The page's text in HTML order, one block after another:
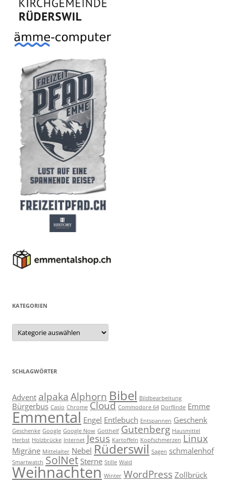
KATEGORIEN
Kategorien
SCHLAGWÖRTER
Advent alpaka Alphorn Bibel Bildbearbeitung
Bürgerbus Casio Chrome Cloud Commodore 64 Dorflinde Emme
Emmental Engel Entlebuch Entspannen Geschenk
Geschenke Google Google Now Gotthelf Gutenberg Hausmittel
Herbst Holzbrücke Internet Jesus Kartoffeln Kopfschmerzen Linux
Migräne Mittelalter Nebel Rüderswil Sagen schmalenhof
Smartwatch SolNet Sterne Stille Wald
Weihnachten Winter WordPress Zollbrück